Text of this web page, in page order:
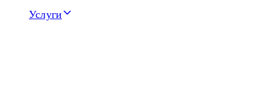
Услуги